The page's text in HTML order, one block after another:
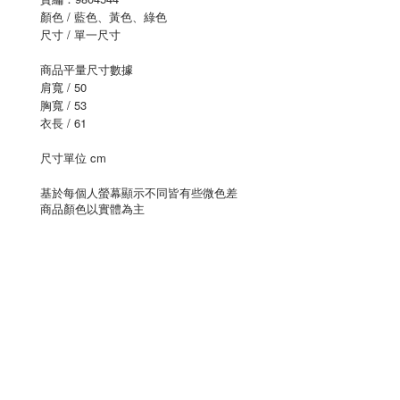
顏色 / 藍色、黃色、綠色
尺寸 / 單一尺寸
商品平量尺寸數據
肩寬 / 50
胸寬 / 53
衣長 / 61
尺寸單位 cm
基於每個人螢幕顯示不同皆有些微色差
商品顏色以實體為主